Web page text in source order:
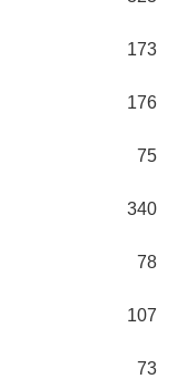
173
176
75
340
78
107
73